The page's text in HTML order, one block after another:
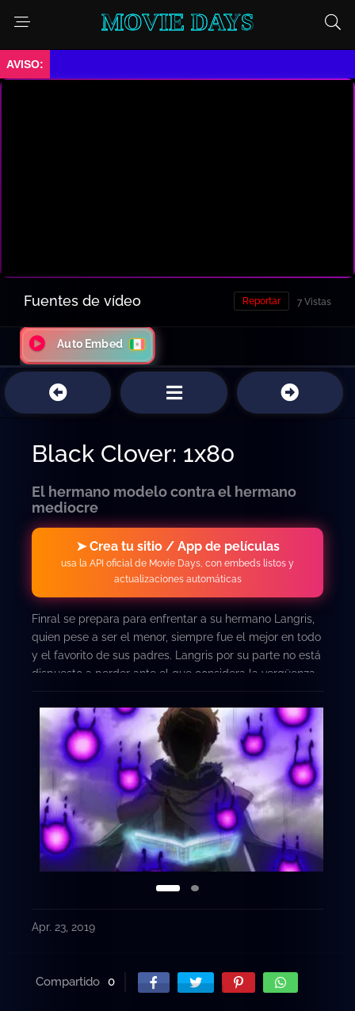
MOVIE DAYS
Fuentes de vídeo 7 Vistas
Reportar
Auto Embed
Black Clover: 1x80
El hermano modelo contra el hermano
mediocre
➤ Crea tu sitio / App de películas
usa la API oficial de Movie Days, con embeds listos y
actualizaciones automáticas
Finral se prepara para enfrentar a su hermano Langris,
quien pese a ser el menor, siempre fue el mejor en todo
y el favorito de sus padres. Langris por su parte no está
dispuesto a perder ante el que considera la vergüenza
Apr. 23, 2019
Compartido 0